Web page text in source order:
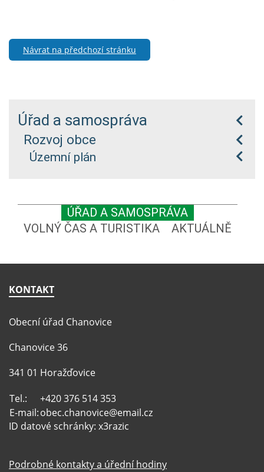
Návrat na předchozí stránku
Úřad a samospráva
Rozvoj obce
Územní plán
ÚŘAD A SAMOSPRÁVA
VOLNÝ ČAS A TURISTIKA
AKTUÁLNĚ
KONTAKT
Obecní úřad Chanovice
Chanovice 36
341 01 Horažďovice
Tel.:
+420 376 514 353
E-mail:obec.chanovice@email.cz
ID datové schránky: x3razic
Podrobné kontakty a úřední hodiny